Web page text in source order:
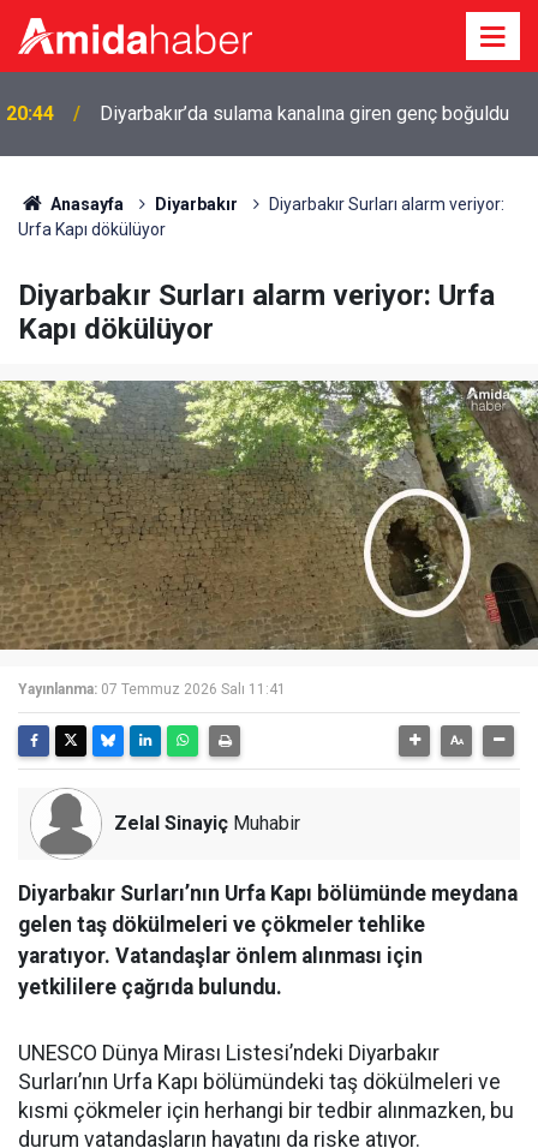
20:44 Diyarbakır’da sulama kanalına giren genç boğuldu
20:15 Cengiz Çandar’dan çerçeve yasa açıklaması
Anasayfa Diyarbakır
Diyarbakır Surları alarm veriyor:
Urfa Kapı dökülüyor
Diyarbakır Surları alarm veriyor: Urfa
Kapı dökülüyor
Yayınlanma: 07 Temmuz 2026 Salı 11:41
Zelal Sinayiç Muhabir
Diyarbakır Surları’nın Urfa Kapı bölümünde meydana
gelen taş dökülmeleri ve çökmeler tehlike
yaratıyor. Vatandaşlar önlem alınması için
yetkililere çağrıda bulundu.
UNESCO Dünya Mirası Listesi’ndeki Diyarbakır
Surları’nın Urfa Kapı bölümündeki taş dökülmeleri ve
kısmi çökmeler için herhangi bir tedbir alınmazken, bu
durum vatandaşların hayatını da riske atıyor.